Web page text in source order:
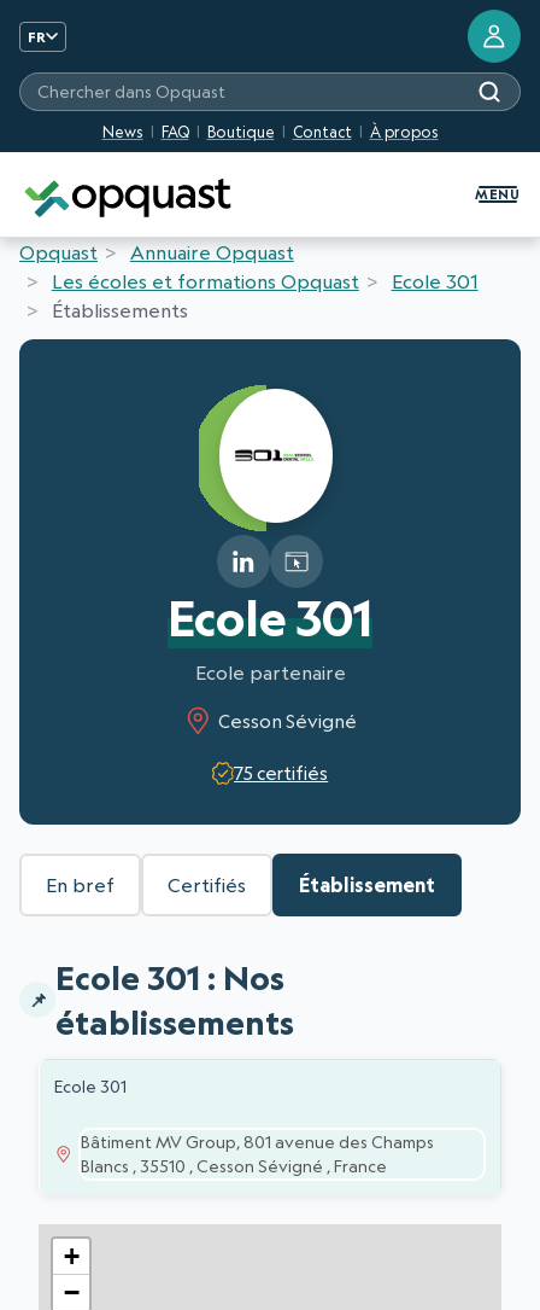
FR
News FAQ Boutique Contact À propos
Chercher dans Opquast
MENU
Opquast
Annuaire Opquast
Les écoles et formations Opquast
Ecole 301
Établissements
Ecole 301
Ecole partenaire
Cesson Sévigné
75 certifiés
En bref Certifiés Établissement
Ecole 301 : Nos
établissements
ÉTABLISSEMENTS
Ecole 301
Bâtiment MV Group, 801 avenue des Champs
Blancs , 35510 , Cesson Sévigné , France
+
−